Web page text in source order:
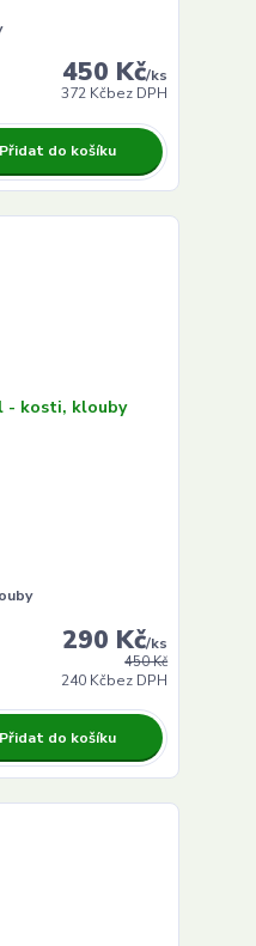
450 Kč/ks
372 Kčbez DPH
Přidat do košíku
450 Kč
290 Kč/ks
240 Kčbez DPH
Přidat do košíku